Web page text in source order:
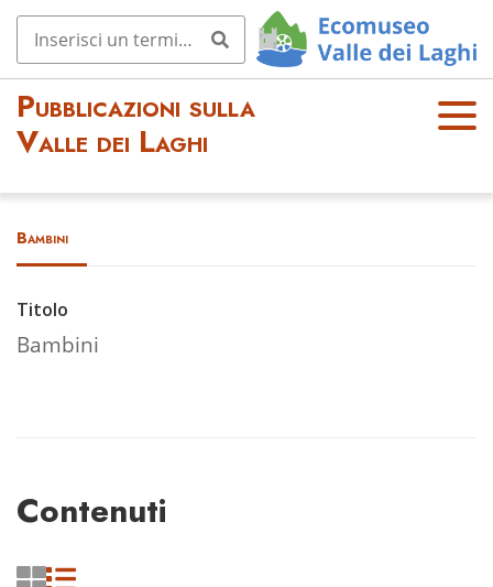
Pubblicazioni sulla
Valle dei Laghi
OPE
Bambini
Titolo
Bambini
Contenuti